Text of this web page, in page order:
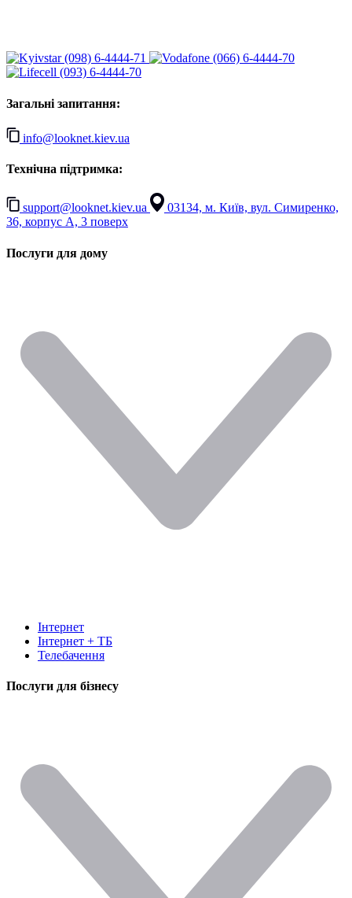
(098) 6-4444-71
(066) 6-4444-70
(093) 6-4444-70
Загальні запитання:
info@looknet.kiev.ua
Технічна підтримка:
support@looknet.kiev.ua
03134, м. Київ, вул. Симиренко,
36, корпус А, 3 поверх
Послуги для дому
Інтернет
Інтернет + ТБ
Телебачення
Послуги для бізнесу